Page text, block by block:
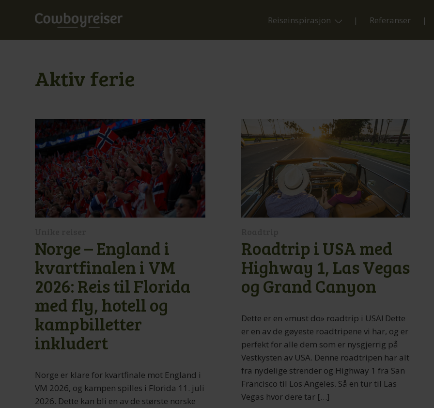
Reiseinspirasjon Referanser
Aktiv ferie
Norge – England i
kvartfinalen i VM
2026: Reis til Florida
med fly, hotell og
kampbilletter
inkludert
Norge er klare for kvartfinale mot England i
VM 2026, og kampen spilles i Florida 11. juli
2026. Dette kan bli en av de største norske
Roadtrip i USA med
Highway 1, Las Vegas
og Grand Canyon
Dette er en «must do» roadtrip i USA! Dette
er en av de gøyeste roadtripene vi har, og er
perfekt for alle dem som er nysgjerrig på
Vestkysten av USA. Denne roadtripen har alt
fra nydelige strender og Highway 1 fra San
Francisco til Los Angeles. Så en tur til Las
Vegas hvor dere tar […]